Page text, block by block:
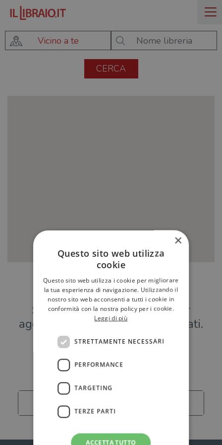
Vicino a te
Hai una libreria?
Scrivici a
per
aggiungere o modificare i tuoi dati.
Librerie
×
Questo sito web utilizza
cookie
Questo sito web utilizza i cookie per migliorare
la tua esperienza di navigazione. Utilizzando il
nostro sito web acconsenti a tutti i cookie in
conformità con la nostra policy per i cookie.
Leggi di più
STRETTAMENTE NECESSARI
PERFORMANCE
TARGETING
TERZE PARTI
ACCETTA TUTTO